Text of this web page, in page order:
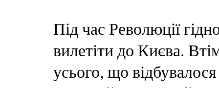
Під час Революції
вилетіти до Києва.
усього, що